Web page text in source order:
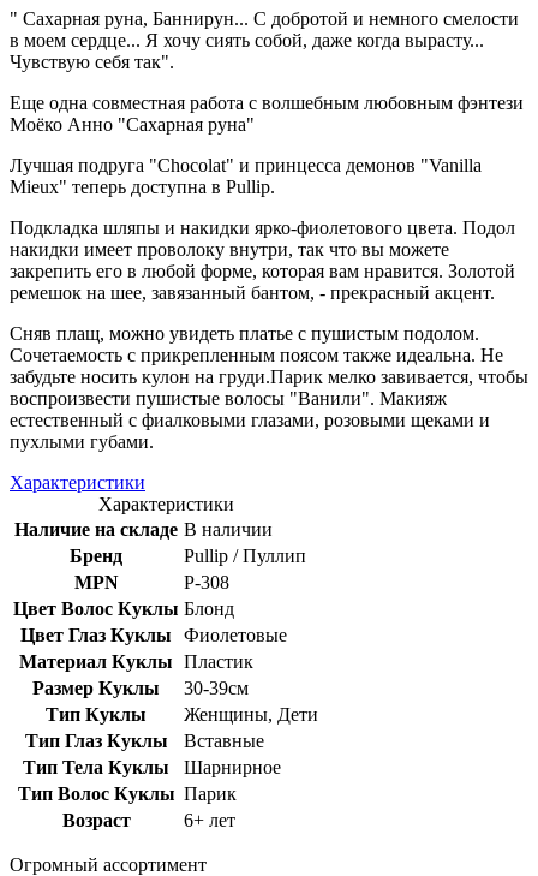
" Сахарная руна, Баннирун... С добротой и немного смелости
в моем сердце... Я хочу сиять собой, даже когда вырасту...
Чувствую себя так".
Еще одна совместная работа с волшебным любовным фэнтези
Моёко Анно "Сахарная руна"
Лучшая подруга "Chocolat" и принцесса демонов "Vanilla
Mieux" теперь доступна в Pullip.
Подкладка шляпы и накидки ярко-фиолетового цвета. Подол
накидки имеет проволоку внутри, так что вы можете
закрепить его в любой форме, которая вам нравится. Золотой
ремешок на шее, завязанный бантом, - прекрасный акцент.
Сняв плащ, можно увидеть платье с пушистым подолом.
Сочетаемость с прикрепленным поясом также идеальна. Не
забудьте носить кулон на груди.Парик мелко завивается, чтобы
воспроизвести пушистые волосы "Ванили". Макияж
естественный с фиалковыми глазами, розовыми щеками и
пухлыми губами.
Характеристики
Характеристики
Наличие на складе В наличии
Бренд
Pullip / Пуллип
MPN
P-308
Цвет Волос Куклы Блонд
Цвет Глаз Куклы
Фиолетовые
Материал Куклы Пластик
Размер Куклы
30-39см
Тип Куклы
Женщины, Дети
Тип Глаз Куклы
Вставные
Тип Тела Куклы
Шарнирное
Тип Волос Куклы Парик
Возраст
6+ лет
Огромный ассортимент